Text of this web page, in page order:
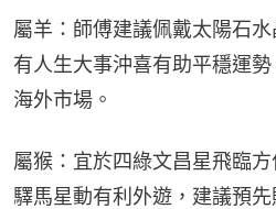
屬羊：師傅建議佩戴太陽石
有人生大事沖喜有助平穩運
海外市場。
屬猴：宜於四綠文昌星飛臨
驛馬星動有利外遊，建議預